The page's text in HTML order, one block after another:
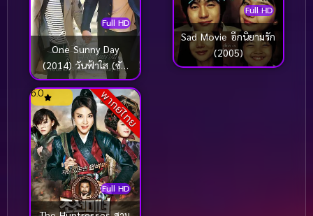
Full HD
One Sunny Day
(2014) วันฟ้าใส (ซับ
ไทย)
Full HD
Sad Movie อีกนิยามรัก
(2005)
พากย์ไทย
Full HD
6.0